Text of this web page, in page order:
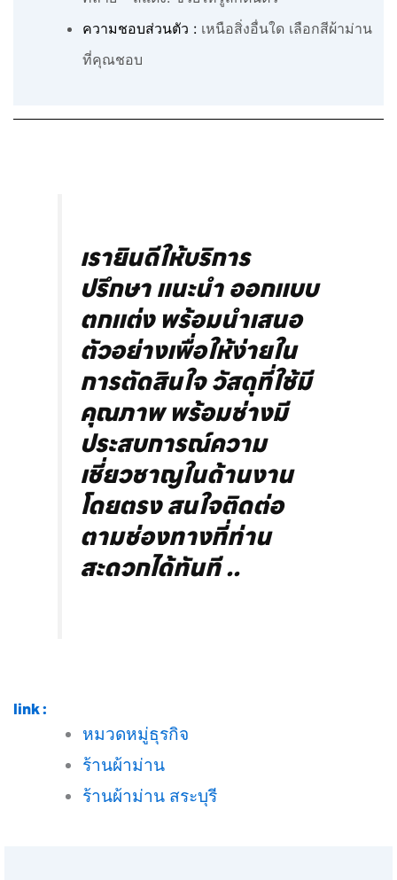
ความชอบส่วนตัว : เหนือสิ่งอื่นใด เลือกสีผ้าม่าน
ที่คุณชอบ
เรายินดีให้บริการ
ปรึกษา แนะนำ ออกแบบ
ตกแต่ง พร้อมนำเสนอ
ตัวอย่างเพื่อให้ง่ายใน
การตัดสินใจ วัสดุที่ใช้มี
คุณภาพ พร้อมช่างมี
ประสบการณ์ความ
เชี่ยวชาญในด้านงาน
โดยตรง สนใจติดต่อ
ตามช่องทางที่ท่าน
สะดวกได้ทันที ..
link :
หมวดหมู่ธุรกิจ
ร้านผ้าม่าน
ร้านผ้าม่าน สระบุรี